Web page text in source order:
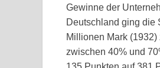
Gewinne der
Deutschland ging die
Millionen Mark
zwischen 40% und